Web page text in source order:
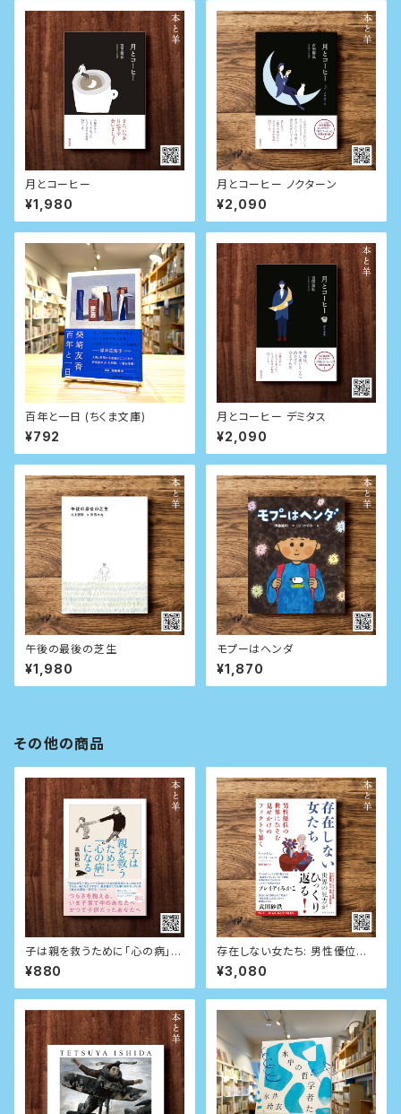
月とコーヒー
¥1,980
月とコーヒー ノクターン
¥2,090
百年と一日 (ちくま文庫)
¥792
月とコーヒー デミタス
¥2,090
午後の最後の芝生
¥1,980
モプーはヘンダ
¥1,870
その他の商品
子は親を救うために「心の病」に
なる (ちくま文庫)
¥880
存在しない女たち: 男性優位の
世界にひそむ見せかけのファク
トを暴く
¥3,080